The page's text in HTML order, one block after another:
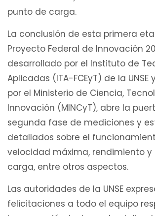
punto de carga.
La conclusión de esta primera
Proyecto Federal de Innovación
desarrollado por el Instituto de
Aplicadas (ITA-FCEyT) de la
por el Ministerio de Ciencia,
Innovación (MINCyT), abre la
segunda fase de mediciones y
detallados sobre el
velocidad máxima, rendimiento y
carga, entre otros aspectos.
Las autoridades de la UNSE
felicitaciones a todo el equipo